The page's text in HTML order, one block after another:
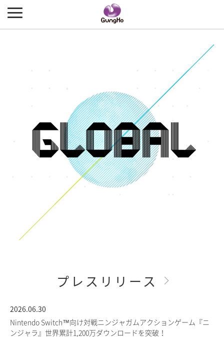
プレスリリース
2026.06.30
Nintendo Switch™向け対戦ニンジャガムアクションゲーム『ニ
ンジャラ』世界累計1,200万ダウンロードを突破！